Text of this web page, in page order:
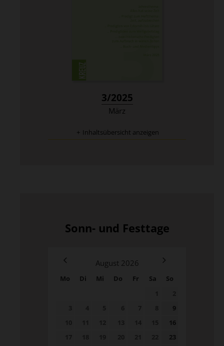
3/2025
März
Inhaltsübersicht anzeigen
Sonn- und Festtage
August 2026
Mo Di Mi Do Fr Sa
So
9
16
23